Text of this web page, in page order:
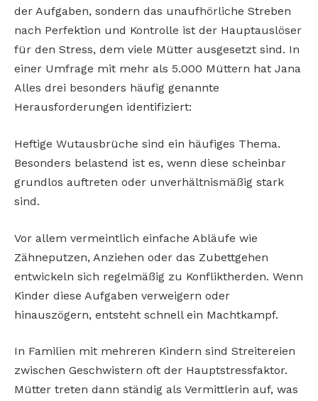
der Aufgaben, sondern das unaufhörliche Streben
nach Perfektion und Kontrolle ist der Hauptauslöser
für den Stress, dem viele Mütter ausgesetzt sind. In
einer Umfrage mit mehr als 5.000 Müttern hat Jana
Alles drei besonders häufig genannte
Herausforderungen identifiziert:
Heftige Wutausbrüche sind ein häufiges Thema.
Besonders belastend ist es, wenn diese scheinbar
grundlos auftreten oder unverhältnismäßig stark
sind.
Vor allem vermeintlich einfache Abläufe wie
Zähneputzen, Anziehen oder das Zubettgehen
entwickeln sich regelmäßig zu Konfliktherden. Wenn
Kinder diese Aufgaben verweigern oder
hinauszögern, entsteht schnell ein Machtkampf.
In Familien mit mehreren Kindern sind Streitereien
zwischen Geschwistern oft der Hauptstressfaktor.
Mütter treten dann ständig als Vermittlerin auf, was